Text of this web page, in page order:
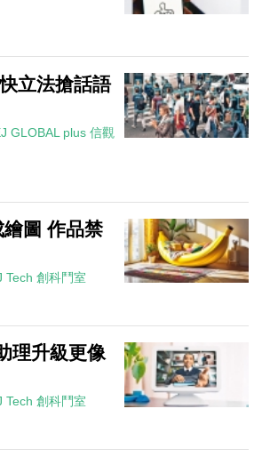
立法搶話語
GLOBAL plus 信觀
圖 作品禁
Tech 創科鬥室
理升級更像
Tech 創科鬥室